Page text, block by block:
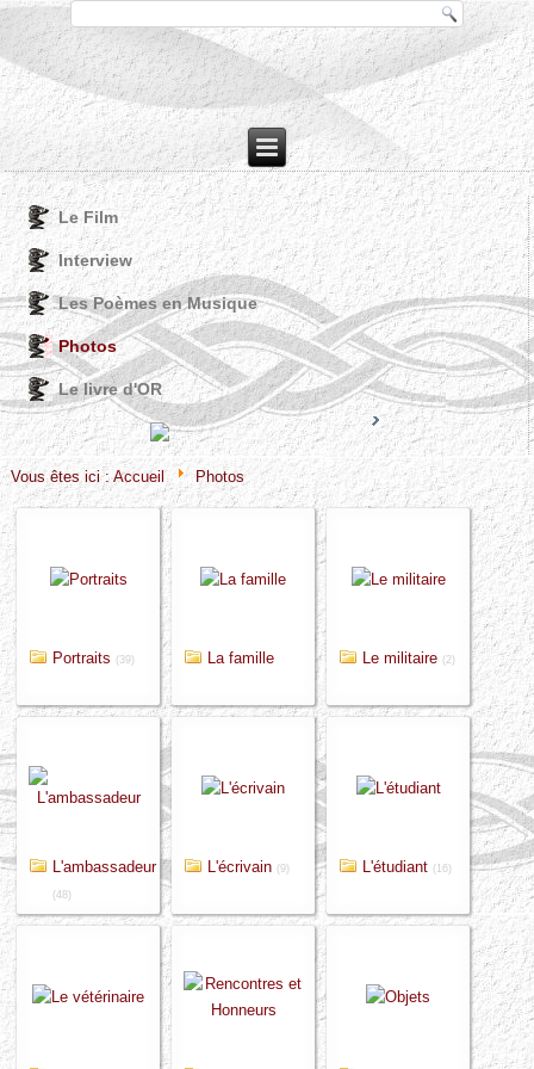
Le Film
Interview
Les Poèmes en Musique
Photos
Le livre d'OR
© FreeJoomla! 3 Modules - by
VinaGecko.com
Vous êtes ici :Accueil Photos
Portraits (39) La famille Le militaire (2)
L'ambassadeur
(48)
L'écrivain (9) L'étudiant (16)